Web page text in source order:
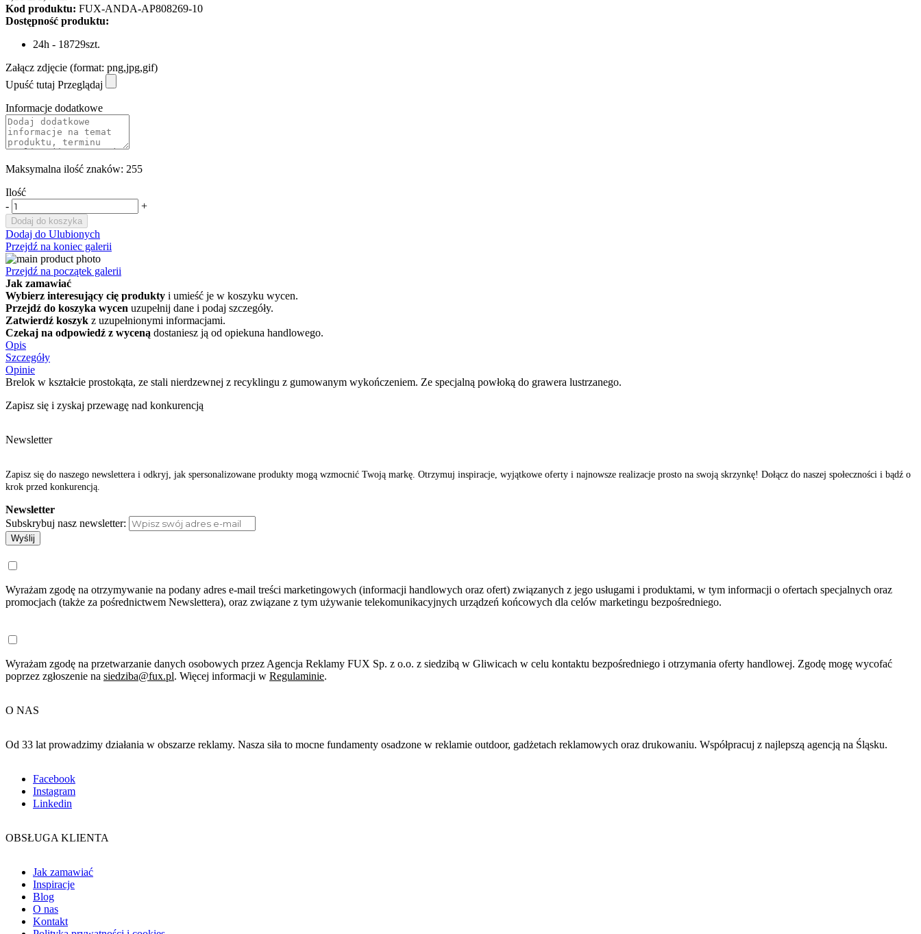
Kod produktu: FUX-ANDA-AP808269-10
Dostępność produktu:
24h - 18729szt.
Załącz zdjęcie (format: png,jpg,gif)
Upuść tutaj Przeglądaj
Informacje dodatkowe
Maksymalna ilość znaków: 255
Ilość
-
+
Dodaj do koszyka
Dodaj do Ulubionych
Przejdź na koniec galerii
Przejdź na początek galerii
Jak zamawiać
Wybierz interesujący cię produkty i umieść je w koszyku wycen.
Przejdź do koszyka wycen uzupełnij dane i podaj szczegóły.
Zatwierdź koszyk z uzupełnionymi informacjami.
Czekaj na odpowiedź z wyceną dostaniesz ją od opiekuna handlowego.
Opis
Szczegóły
Opinie
Brelok w kształcie prostokąta, ze stali nierdzewnej z recyklingu z gumowanym wykończeniem. Ze specjalną powłoką do grawera lustrzanego.
Zapisz się i zyskaj przewagę nad konkurencją
Newsletter
Zapisz się do naszego newslettera i odkryj, jak spersonalizowane produkty mogą wzmocnić Twoją markę. Otrzymuj inspiracje, wyjątkowe oferty i najnowsze realizacje prosto na swoją skrzynkę! Dołącz do naszej społeczności i bądź o
krok przed konkurencją.
Newsletter
Subskrybuj nasz newsletter:
Wyślij
Wyrażam zgodę na otrzymywanie na podany adres e-mail treści marketingowych (informacji handlowych oraz ofert) związanych z jego usługami i produktami, w tym informacji o ofertach specjalnych oraz
promocjach (także za pośrednictwem Newslettera), oraz związane z tym używanie telekomunikacyjnych urządzeń końcowych dla celów marketingu bezpośredniego.
Wyrażam zgodę na przetwarzanie danych osobowych przez Agencja Reklamy FUX Sp. z o.o. z siedzibą w Gliwicach w celu kontaktu bezpośredniego i otrzymania oferty handlowej. Zgodę mogę wycofać
poprzez zgłoszenie na siedziba@fux.pl. Więcej informacji w Regulaminie.
O NAS
Od 33 lat prowadzimy działania w obszarze reklamy. Nasza siła to mocne fundamenty osadzone w reklamie outdoor, gadżetach reklamowych oraz drukowaniu. Współpracuj z najlepszą agencją na Śląsku.
Facebook
Instagram
Linkedin
OBSŁUGA KLIENTA
Jak zamawiać
Inspiracje
Blog
O nas
Kontakt